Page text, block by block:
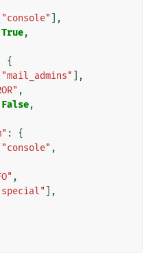
"console"
],
True,
{
"mail_admins"
],
,
False,
:
{
"console" ,
,
],